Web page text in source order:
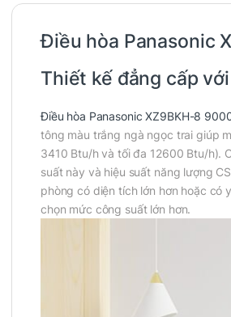
Điều hòa Panasonic
Thiết kế đẳng cấp
Điều hòa Panasonic XZ9BKH-8
tông màu trắng ngà ngọc trai giúp
3410 Btu/h và tối đa 12600 Btu/h).
suất này và hiệu suất năng lượng
phòng có diện tích lớn hơn hoặc có
chọn mức công suất lớn hơn.